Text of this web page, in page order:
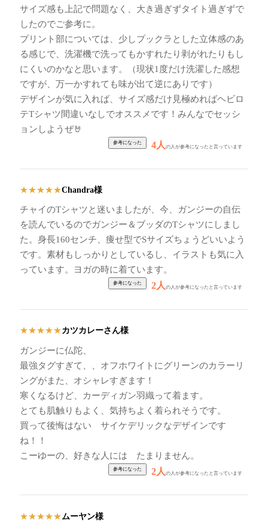
サイズ感も上記で問題なく、大き過ぎずタイト過ぎずで
したのでご参考に。
プリント部については、少しプックラとした立体感のあ
る感じで、洗濯機で洗ってもかすれたり剥がれたりもし
にくいのかなと思います。（現状1度だけ洗濯した感想
ですが、万一かすれても味が出て逆にありです）
デザインが気に入れば、サイズ感だけ見極めればヘビロ
テTシャツ間違いなしでオススメです！みんなでセッシ
ョンしようぜ🤘
4人の人が参考になったと言っています
★★★★★Chandra様
チャイのTシャツと迷いましたが、今、ガンジーの自伝
を読んでいるのでガンジー＆ブッダのTシャツにしまし
た。身長160センチ、痩せ型でSサイズちょうどいいよう
です。素材もしっかりとしているし、イラストも気に入
っています。ヨガの時に着ています。
2人の人が参考になったと言っています
★★★★★カツカレーさん様
ガンジーに仏陀、
最強タグすぎて、、オフホワイトにグリーンのカラーリ
ングがまた、オシャレすぎます！
寒くなるけど、カーディガン羽織って着ます。
とても肌触りもよく、気持ちよく着られそうです。
買って後悔はない サイケデリックなデザインです
ね！！
こーゆーの、好きな人には たまりません。
2人の人が参考になったと言っています
★★★★★ムーヤン様